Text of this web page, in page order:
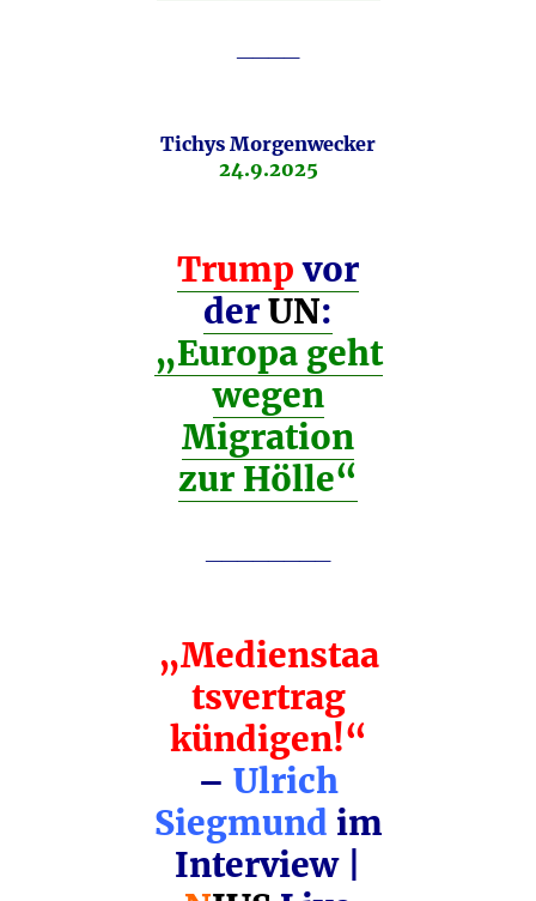
Tichys Morgenwecker
24.9.2025
Trumpvor
derUN:
„Europa geht
wegen
Migration
zur Hölle“
„Medienstaa
tsvertrag
kündigen!“
– Ulrich
Siegmund im
Interview |